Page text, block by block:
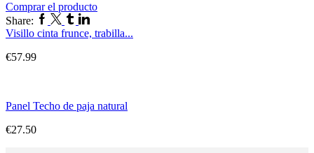
Comprar el producto
Share: Facebook
Twitter
TumblrLinkedin
Visillo cinta frunce, trabilla...
€57.99
Panel Techo de paja natural
€27.50